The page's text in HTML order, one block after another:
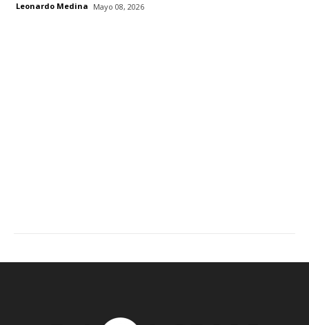
Leonardo Medina Mayo 08, 2026